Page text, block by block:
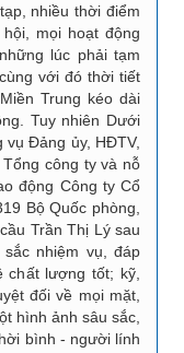
nhiều thời điểm
mọi hoạt động
lúc phải tạm
với đó thời tiết
Trung kéo dài
Tuy nhiên Dưới
Đảng ủy, HĐTV,
công ty và nỗ
động Công ty Cổ
Bộ Quốc phòng,
Trần Thị Lý sau
nhiệm vụ, đáp
chất lượng tốt; kỹ,
đối về mọi mặt,
hình ảnh sâu sắc,
bình - người lính